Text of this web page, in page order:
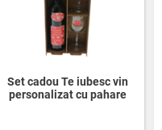
Set cadou Te iubesc vin
personalizat cu pahare